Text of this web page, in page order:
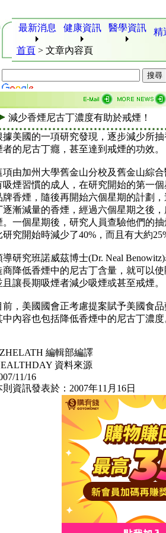
最新消息
健康資訊 醫學資訊 精
首頁> 文章內容頁
減少香煙尼古丁濃度有助於戒煙！
據美國的一項研究發現，逐步減少所
者的尼古丁癮，甚至達到戒煙的功效。
項由加州大學舊金山分校及舊金山綜
吸煙習慣的成人，在研究開始的第一
牌香煙，隨後再開始六個星期的計劃
逐漸減量的香煙，經過六個星期之後
。一個星期後，研究人員查驗他們的
研究開始時減少了40%，而且有大約
導研究班諾威茲博士(Dr. Neal
商降低香煙中的尼古丁含量，就可以
且讓長期吸煙者減少吸煙或甚至戒煙。
前，美國國會正考慮提案賦予美國食
中內容也包括降低香煙中的尼古丁濃度
編輯部編譯
資料來源
11/16
則資訊發表於：2007年11月16日